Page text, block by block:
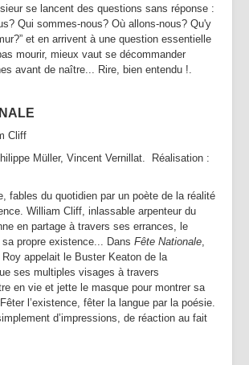
se lancent des questions sans réponse :
Qui sommes-nous? Où allons-nous? Qu'y
et en arrivent à une question essentielle
mourir, mieux vaut se décommander
avant de naître... Rire, bien entendu !.
Cliff
Müller, Vincent Vernillat. Réalisation :
fables du quotidien par un poète de la réalité
William Cliff, inlassable arpenteur du
en partage à travers ses errances, le
propre existence... Dans Fête Nationale,
appelait le Buster Keaton de la
ses multiples visages à travers
en vie et jette le masque pour montrer sa
l’existence, fêter la langue par la poésie.
d’impressions, de réaction au fait